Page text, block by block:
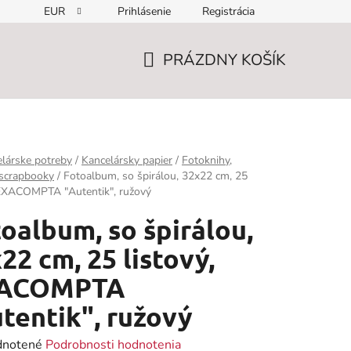
EUR Prihlásenie Registrácia
PRÁZDNY KOŠÍK
potreby / Kancelársky papier / Fotoknihy,
/ Fotoalbum, so špirálou, 32x22 cm, 25
"Autentik", ružový
so špirálou,
cm, 25 listový,
ružový
Podrobnosti hodnotenia